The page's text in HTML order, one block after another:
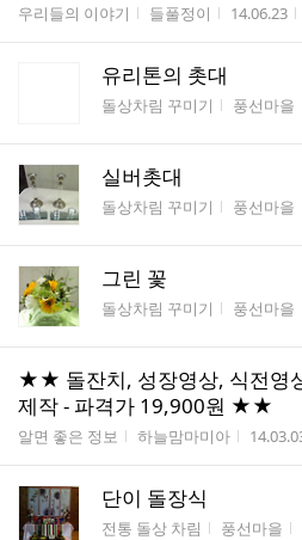
게시판명
우리들의 이야기 작성자
들풀정이 작성시간
14.06.23
유리톤의 촛대
게시판명
돌상차림 꾸미기 작성자
풍선마을
실버촛대
게시판명
돌상차림 꾸미기 작성자
풍선마을
그린 꽃
게시판명
돌상차림 꾸미기 작성자
풍선마을
★★ 돌잔치, 성장영상, 식전영
제작 - 파격가 19,900원 ★★
게시판명
알면 좋은 정보 작성자
하늘맘마미아 작성시
단이 돌장식
게시판명
전통 돌상 차림 작성자
풍선마을